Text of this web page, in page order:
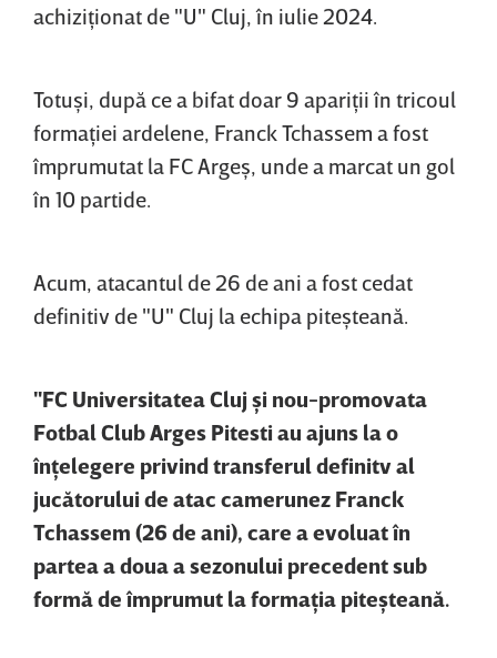
achiziţionat de "U" Cluj, în iulie 2024.
Totuşi, după ce a bifat doar 9 apariţii în tricoul
formaţiei ardelene, Franck Tchassem a fost
împrumutat la FC Argeş, unde a marcat un gol
în 10 partide.
Acum, atacantul de 26 de ani a fost cedat
definitiv de "U" Cluj la echipa piteşteană.
"FC Universitatea Cluj şi nou-promovata
Fotbal Club Arges Pitesti au ajuns la o
înţelegere privind transferul definitv al
jucătorului de atac camerunez Franck
Tchassem (26 de ani), care a evoluat în
partea a doua a sezonului precedent sub
formă de împrumut la formaţia piteşteană.